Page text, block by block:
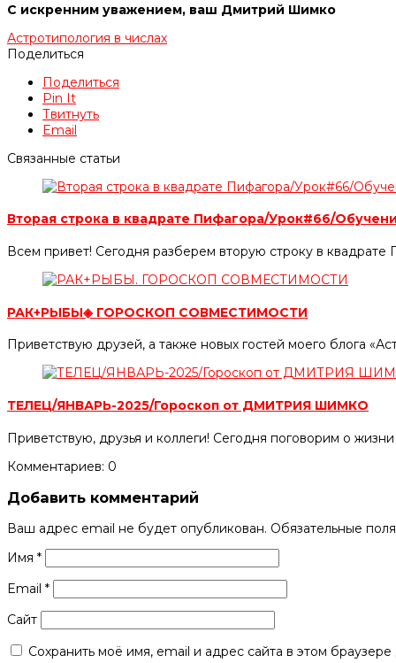
С искренним уважением, ваш Дмитрий Шимко
Астротипология в числах
Поделиться
Поделиться
Pin It
Твитнуть
Email
Связанные статьи
Вторая строка в квадрате Пифагора/Урок#66/
Всем привет! Сегодня разберем вторую строку в квадрате
РАК+РЫБЫ◈ ГОРОСКОП СОВМЕСТИМОСТИ
Приветствую друзей, а также новых гостей моего блога
ТЕЛЕЦ/ЯНВАРЬ-2025/Гороскоп от ДМИТРИЯ ШИМКО
Приветствую, друзья и коллеги! Сегодня поговорим о
Комментариев: 0
Добавить комментарий
Ваш адрес email не будет опубликован. Обязательные
Имя *
Email *
Сайт
Сохранить моё имя, email и адрес сайта в этом